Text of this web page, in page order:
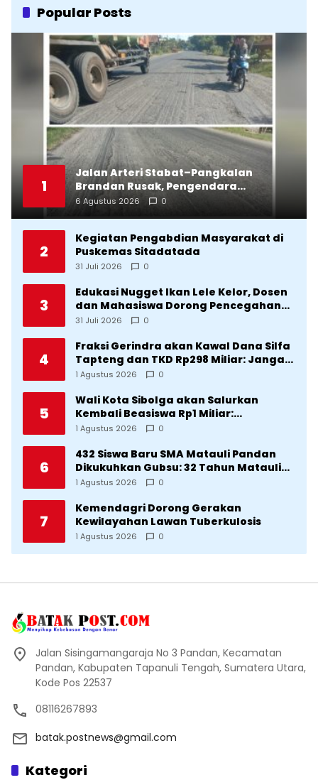
Popular Posts
1
Jalan Arteri Stabat–Pangkalan
Brandan Rusak, Pengendara
Terancam Celaka
6 Agustus 2026 0
2
Kegiatan Pengabdian Masyarakat di
Puskemas Sitadatada
31 Juli 2026 0
3
Edukasi Nugget Ikan Lele Kelor, Dosen
dan Mahasiswa Dorong Pencegahan
Stunting di Desa Silangkitang
31 Juli 2026 0
4
Fraksi Gerindra akan Kawal Dana Silfa
Tapteng dan TKD Rp298 Miliar: Jangan
Sampai Pekerjaan Pusat dan Provinsi
1 Agustus 2026 0
5
Wali Kota Sibolga akan Salurkan
Kembali Beasiswa Rp1 Miliar:
Diproritaskan Mahasiswa Korban
1 Agustus 2026 0
6
432 Siswa Baru SMA Matauli Pandan
Dikukuhkan Gubsu: 32 Tahun Matauli
Cetak SDM Unggul
1 Agustus 2026 0
7
Kemendagri Dorong Gerakan
Kewilayahan Lawan Tuberkulosis
1 Agustus 2026 0
Jalan Sisingamangaraja No 3 Pandan, Kecamatan
Pandan, Kabupaten Tapanuli Tengah, Sumatera Utara,
Kode Pos 22537
08116267893
batak.postnews@gmail.com
Kategori